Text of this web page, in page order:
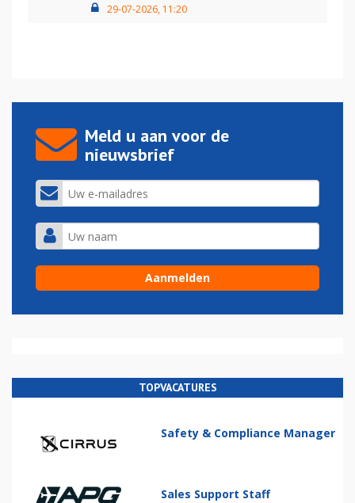
29-07-2026, 11:20
Meld u aan voor de
nieuwsbrief
TOPVACATURES
Safety & Compliance Manager
Sales Support Staff